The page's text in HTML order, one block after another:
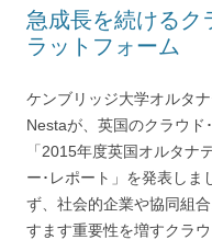
急成長を続けるク
ラットフォーム
ケンブリッジ大学オルタ
Nestaが、英国のクラウ
「2015年度英国オルタナ
ー･レポート」を発表しま
ず、社会的企業や協同組
すます重要性を増すクラ